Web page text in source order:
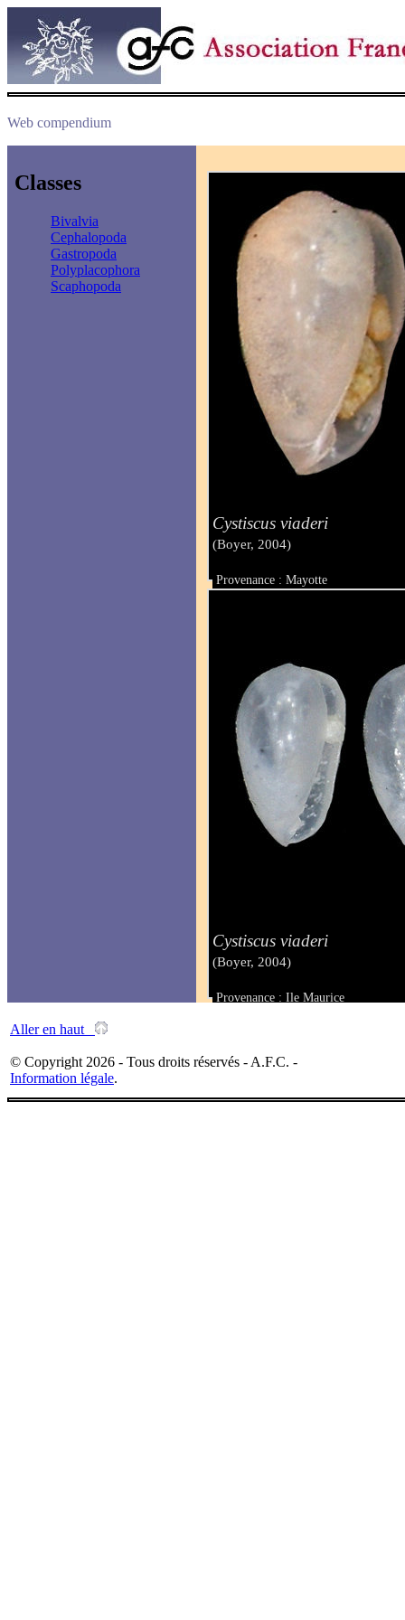
Web compendium
Classes
Bivalvia
Cephalopoda
Gastropoda
Polyplacophora
Scaphopoda
Cystiscus viaderi
(Boyer, 2004)
Provenance : Mayotte
Taille : 1.50 mm
Cystiscus viaderi
(Boyer, 2004)
Provenance : Ile Maurice
Aller en haut
© Copyright 2026 - Tous droits réservés - A.F.C. -
Information légale.